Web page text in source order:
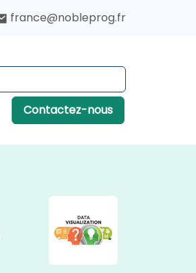
france@nobleprog.fr
Contactez-nous